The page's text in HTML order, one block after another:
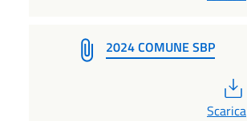
2024 COMUNE SBP
Scarica